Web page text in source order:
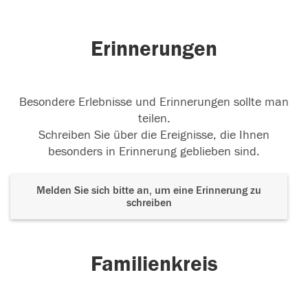
Erinnerungen
Besondere Erlebnisse und Erinnerungen sollte man
teilen.
Schreiben Sie über die Ereignisse, die Ihnen
besonders in Erinnerung geblieben sind.
Melden Sie sich bitte an, um eine Erinnerung zu
schreiben
Familienkreis